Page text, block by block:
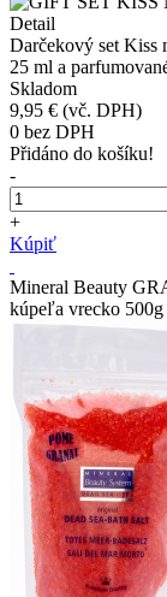
Detail
Darčekový set Kiss
25 ml a
Skladom
9,95 € (vč. DPH)
0 bez DPH
Přidáno do košíku!
-
+
Kúpiť
Mineral Beauty
kúpeľa vrecko 500g